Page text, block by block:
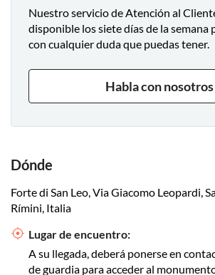
Nuestro servicio de Atención al
disponible los siete días de la semana
con cualquier duda que puedas tener.
Habla con nosotros
Dónde
Forte di San Leo, Via Giacomo Leopardi,
Rímini, Italia
Lugar de encuentro:
A su llegada, deberá ponerse en
de guardia para acceder al